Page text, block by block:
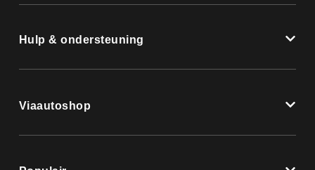
Hulp & ondersteuning
Viaautoshop